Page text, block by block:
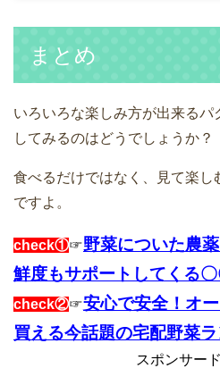
まとめ
いろいろな楽しみ方が出来る
してみるのはどうでしょうか？
食べるだけではなく、見て楽し
ですよ。
check①☞野菜についた農
鮮度もサポートしてくる
check②☞安心で安全！オ
買える今話題の宅配野菜
スポンサー